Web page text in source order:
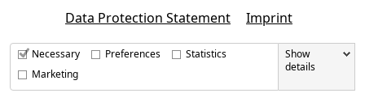
Data Protection Statement
Imprint
Necessary Preferences
Statistics
Marketing
Show
details
IMPRESSUM